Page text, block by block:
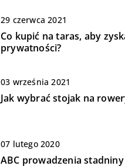
29 czerwca 2021
Co kupić na taras, aby
prywatności?
03 września 2021
Jak wybrać stojak na
07 lutego 2020
ABC prowadzenia